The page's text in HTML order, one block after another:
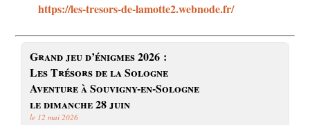
https://les-tresors-de-lamotte2.webnode.fr/
Grand jeu d’énigmes 2026 :
Les Trésors de la Sologne
Aventure à Souvigny-en-Sologne
le dimanche 28 juin
le 12 mai 2026